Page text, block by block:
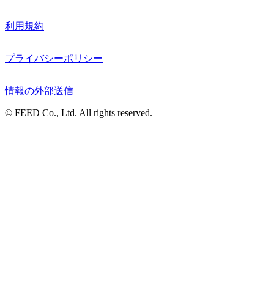
利用規約
プライバシーポリシー
情報の外部送信
© FEED Co., Ltd. All rights reserved.